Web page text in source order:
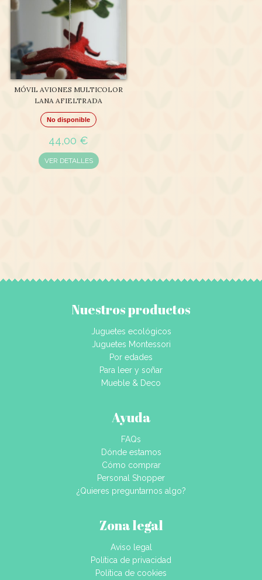
MÓVIL AVIONES MULTICOLOR
LANA AFIELTRADA
No disponible
44,00 €
VER DETALLES
Nuestros productos
Juguetes ecológicos
Juguetes Montessori
Por edades
Para leer y soñar
Mueble & Deco
Ayuda
FAQs
Dónde estamos
Cómo comprar
Personal Shopper
¿Quieres preguntarnos algo?
Zona legal
Aviso legal
Política de privacidad
Política de cookies